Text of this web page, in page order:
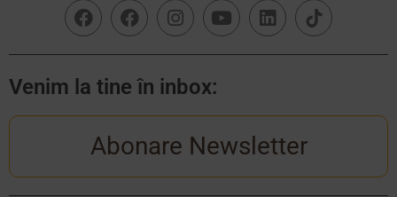
Venim la tine în inbox:
Abonare Newsletter